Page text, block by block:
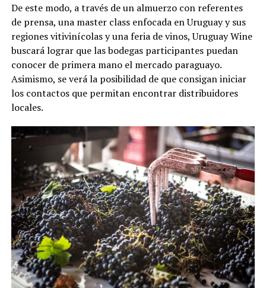
De este modo, a través de un almuerzo con referentes
de prensa, una master class enfocada en Uruguay y sus
regiones vitivinícolas y una feria de vinos, Uruguay Wine
buscará lograr que las bodegas participantes puedan
conocer de primera mano el mercado paraguayo.
Asimismo, se verá la posibilidad de que consigan iniciar
los contactos que permitan encontrar distribuidores
locales.